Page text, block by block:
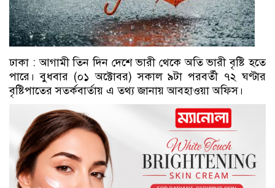
ঢাকা : আগামী তিন দিন দেশে ভারী থেকে অতি ভারী বৃষ্টি হতে
পারে। বুধবার (০১ অক্টোবর) সকাল ৯টা পরবর্তী ৭২ ঘণ্টার
বৃষ্টিপাতের সতর্কবার্তায় এ তথ্য জানায় আবহাওয়া অফিস।